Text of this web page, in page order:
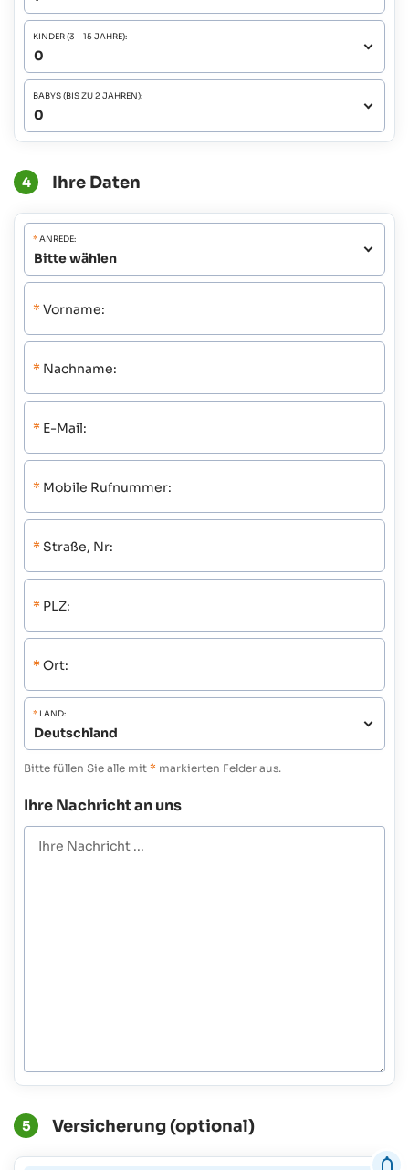
KINDER (3 - 15 JAHRE):
BABYS (BIS ZU 2 JAHREN):
4 Ihre Daten
*ANREDE:
* Vorname:
* Nachname:
* E-Mail:
* Mobile Rufnummer:
* Straße, Nr:
* PLZ:
* Ort:
* LAND:
Bitte füllen Sie alle mit * markierten Felder aus.
Ihre Nachricht an uns
5 Versicherung (optional)